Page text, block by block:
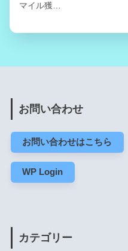
マイル獲…
お問い合わせ
お問い合わせはこちら
WP Login
カテゴリー